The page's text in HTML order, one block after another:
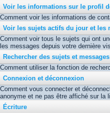
Voir les informations sur le profil
Comment voir les informations de
Voir les sujets actifs du jour et les
Comment voir tous le sujets qui ont
les messages depuis votre dernière
Rechercher des sujets et messages
Comment utiliser la fonction de
Connexion et déconnexion
Comment vous connecter et
anonyme et ne pas être affiché sur la
Écriture